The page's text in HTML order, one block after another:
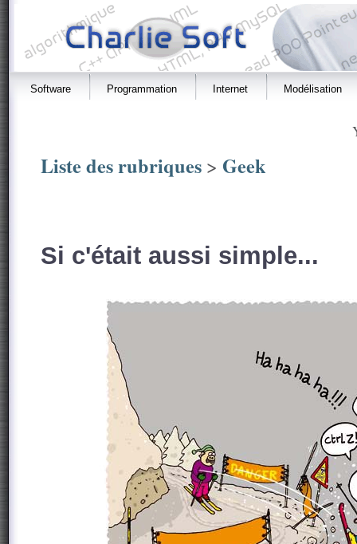
Software Programmation Internet Modélisation
Liste des rubriques > Geek
Si c'était aussi simple...